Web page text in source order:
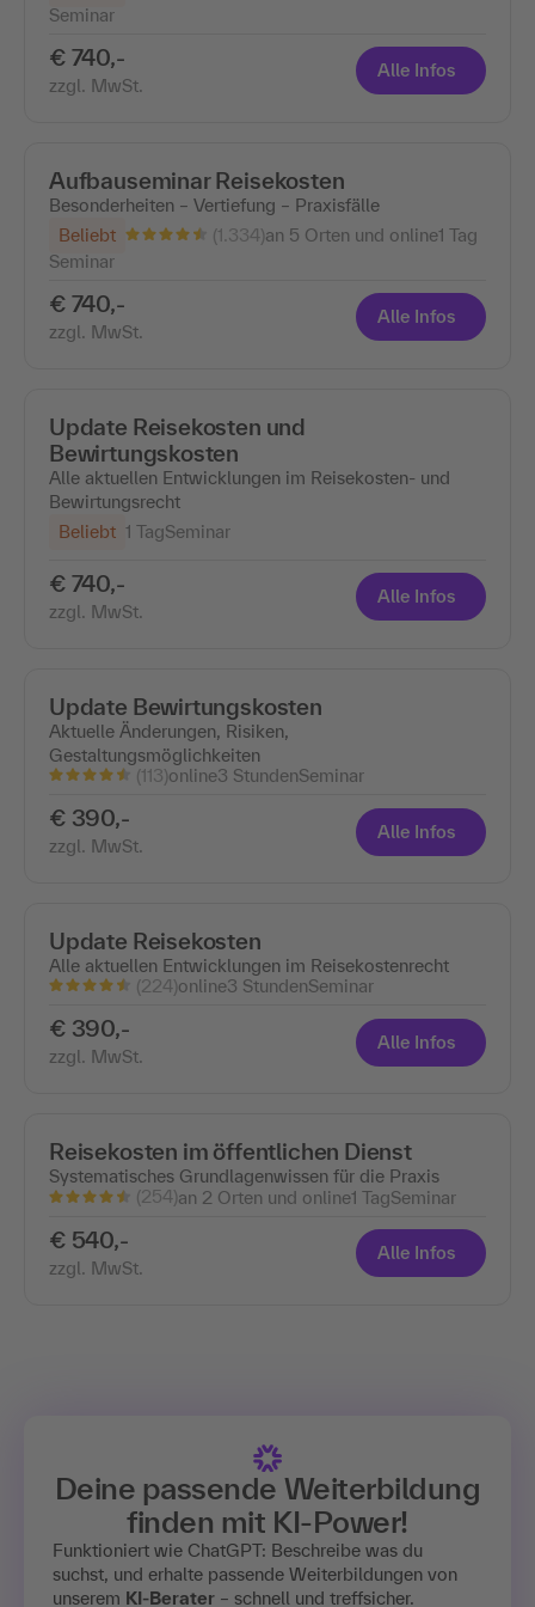
Seminar
€ 740,-
zzgl. MwSt.
Alle Infos
Aufbauseminar Reisekosten
Besonderheiten – Vertiefung – Praxisfälle
Beliebt
(1.334)an 5 Orten und online1 Tag
Seminar
€ 740,-
zzgl. MwSt.
Alle Infos
Update Reisekosten und
Bewirtungskosten
Alle aktuellen Entwicklungen im Reisekosten- und
Bewirtungsrecht
Beliebt 1 TagSeminar
€ 740,-
zzgl. MwSt.
Alle Infos
Update Bewirtungskosten
Aktuelle Änderungen, Risiken,
Gestaltungsmöglichkeiten
(113)online3 StundenSeminar
€ 390,-
zzgl. MwSt.
Alle Infos
Update Reisekosten
Alle aktuellen Entwicklungen im Reisekostenrecht
(224)online3 StundenSeminar
€ 390,-
zzgl. MwSt.
Alle Infos
Reisekosten im öffentlichen Dienst
Systematisches Grundlagenwissen für die Praxis
(254)an 2 Orten und online1 TagSeminar
€ 540,-
zzgl. MwSt.
Alle Infos
Deine passende Weiterbildung
finden mit KI-Power!
Funktioniert wie ChatGPT: Beschreibe was du
suchst, und erhalte passende Weiterbildungen von
unserem KI-Berater – schnell und treffsicher.